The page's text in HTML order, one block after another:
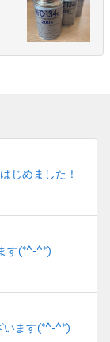
じめました！
す(*^-^*)
ます(*^-^*)